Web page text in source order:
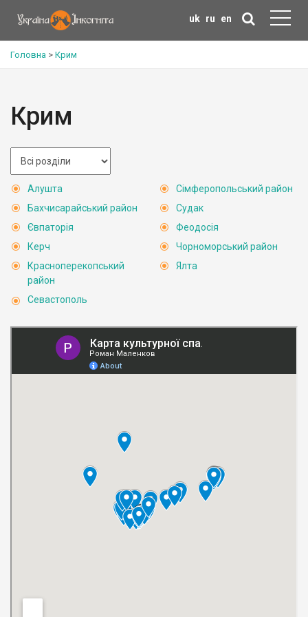
uk ru en
Головна > Крим
Крим
Алушта
Бахчисарайський район
Євпаторія
Керч
Красноперекопський
район
Севастополь
Сімферопольський район
Судак
Феодосія
Чорноморський район
Ялта